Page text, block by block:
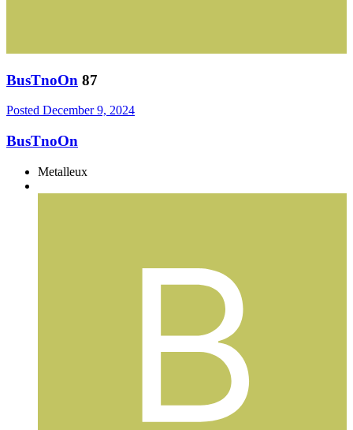
BusTnoOn 87
Posted December 9, 2024
BusTnoOn
Metalleux